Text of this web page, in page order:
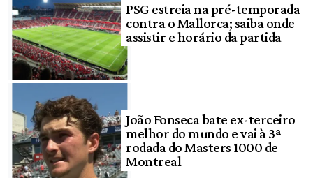
PSG estreia na pré-temporada
contra o Mallorca; saiba onde
assistir e horário da partida
João Fonseca bate ex-terceiro
melhor do mundo e vai à 3ª
rodada do Masters 1000 de
Montreal